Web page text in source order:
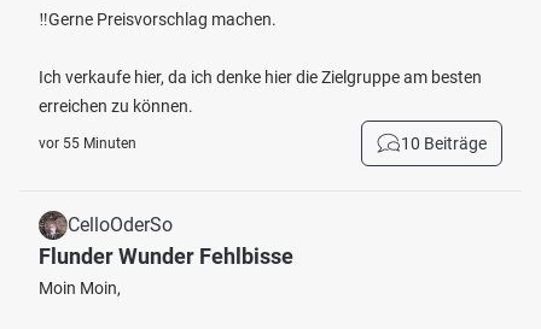
‼️Gerne Preisvorschlag machen.
Ich verkaufe hier, da ich denke hier die Zielgruppe am besten
erreichen zu können.
vor 55 Minuten 10 Beiträge
CelloOderSo
Flunder Wunder Fehlbisse
Moin Moin,